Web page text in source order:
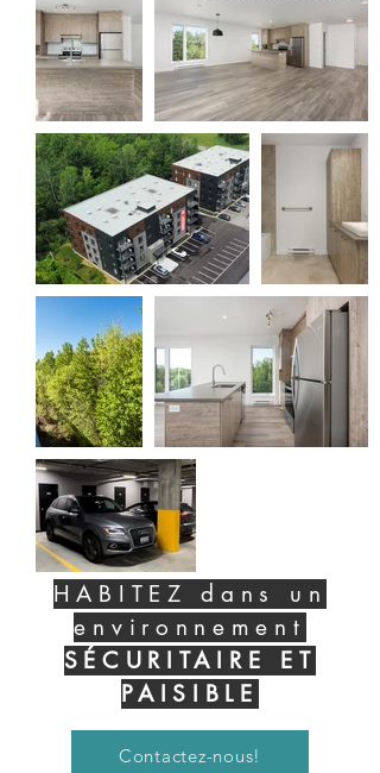
HABITEZ dans un
environnement
SÉCURITAIRE ET
PAISIBLE
Contactez-nous!